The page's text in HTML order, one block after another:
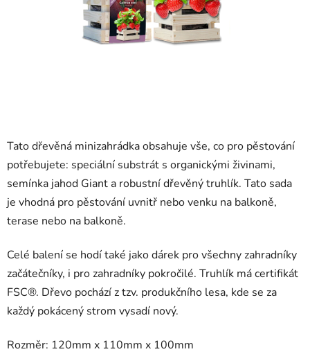
Tato dřevěná minizahrádka obsahuje vše, co pro pěstování
potřebujete: speciální substrát s organickými živinami,
semínka jahod Giant a robustní dřevěný truhlík. Tato sada
je vhodná pro pěstování uvnitř nebo venku na balkoně,
terase nebo na balkoně.
Celé balení se hodí také jako dárek pro všechny zahradníky
začátečníky, i pro zahradníky pokročilé. Truhlík má certifikát
FSC®. Dřevo pochází z tzv. produkčního lesa, kde se za
každý pokácený strom vysadí nový.
Rozměr: 120mm x 110mm x 100mm